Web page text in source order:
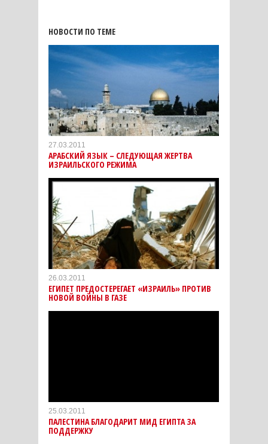
НОВОСТИ ПО ТЕМЕ
27.03.2011
АРАБСКИЙ ЯЗЫК – СЛЕДУЮЩАЯ ЖЕРТВА
ИЗРАИЛЬСКОГО РЕЖИМА
26.03.2011
ЕГИПЕТ ПРЕДОСТЕРЕГАЕТ «ИЗРАИЛЬ» ПРОТИВ
НОВОЙ ВОЙНЫ В ГАЗЕ
25.03.2011
ПАЛЕСТИНА БЛАГОДАРИТ МИД ЕГИПТА ЗА
ПОДДЕРЖКУ